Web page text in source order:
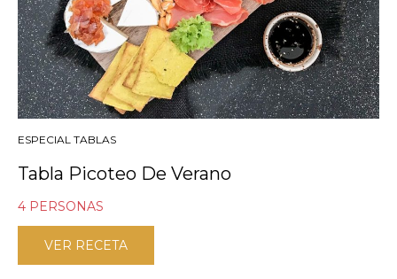
ESPECIAL TABLAS
Tabla Picoteo De Verano
4 PERSONAS
VER RECETA